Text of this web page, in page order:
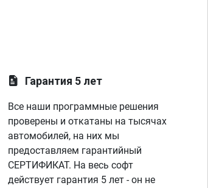
Гарантия 5 лет
Все наши программные решения
проверены и откатаны на тысячах
автомобилей, на них мы
предоставляем гарантийный
СЕРТИФИКАТ. На весь софт
действует гарантия 5 лет - он не